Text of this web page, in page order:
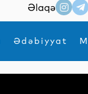
Əlaqə
Ədəbiyyat